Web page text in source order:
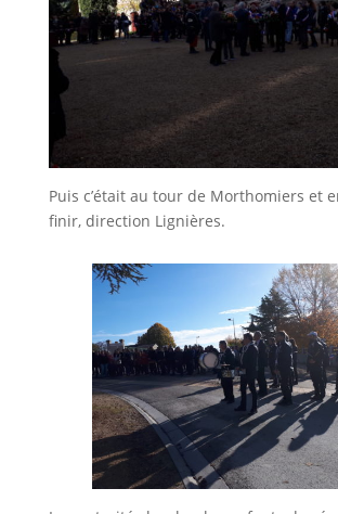
Puis c’était au tour de Morthomiers et
finir, direction Lignières.